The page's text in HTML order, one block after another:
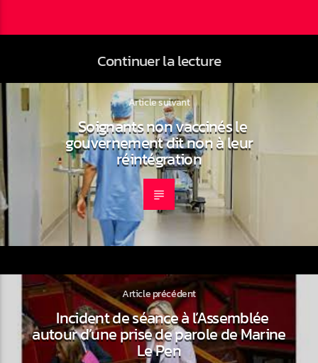
Continuer la lecture
Article suivant
Soignants non vaccinés le
gouvernement dit non à leur
réintégration
Article précédent
Incident de séance à l’Assemblée
autour d’une prise de parole de Marine
Le Pen